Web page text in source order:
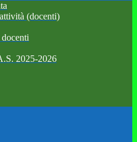
(docenti)
2025-2026